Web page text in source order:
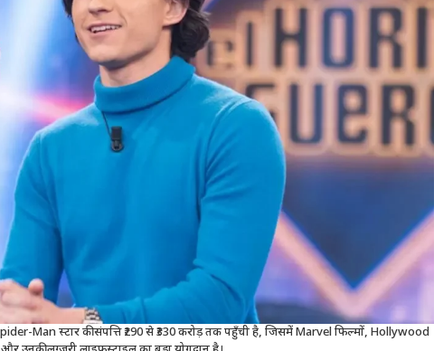
Man स्टार की संपत्ति ₹290 से ₹330 करोड़ तक पहुँची है, जिसमें Marvel फिल्मों, Hollywood